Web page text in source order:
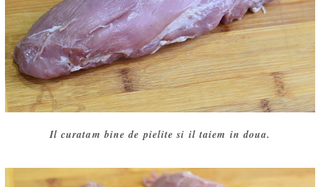
Il curatam bine de pielite si il taiem in doua.